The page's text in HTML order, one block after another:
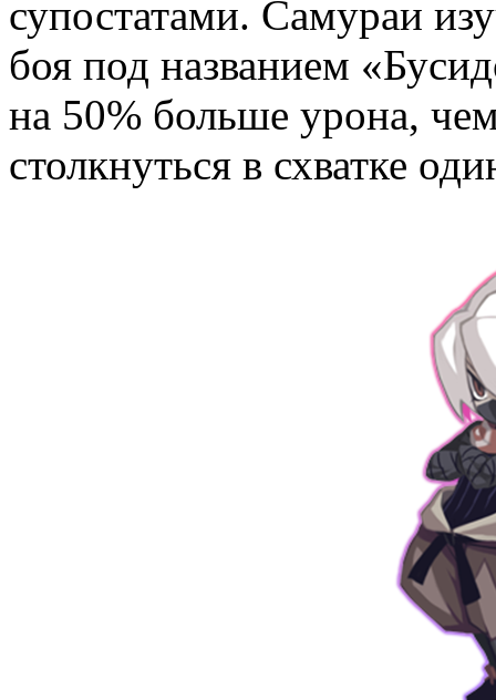
супостатами. Самураи
боя под названием
на 50% больше урона,
столкнуться в схватке